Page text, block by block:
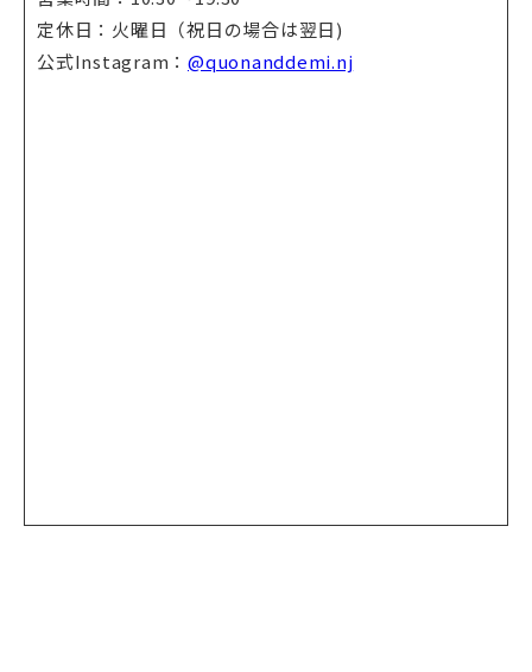
定休日：火曜日（祝日の場合は翌日)
公式Instagram： @quonanddemi.nj